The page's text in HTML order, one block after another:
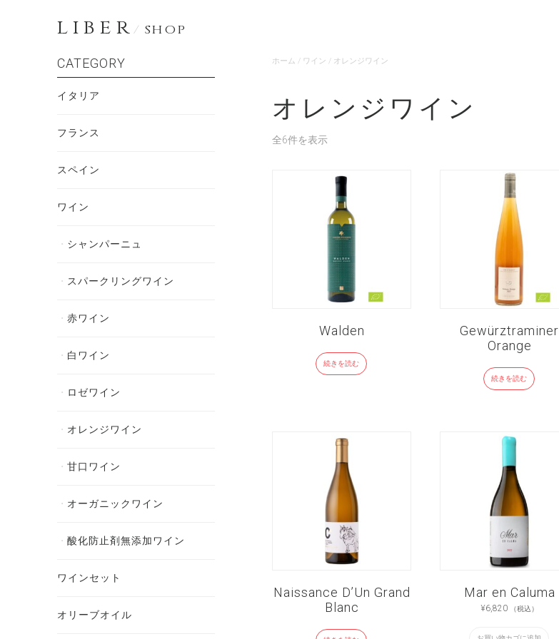
LIBER/ SHOP
ホーム / ワイン / オレンジワイン
オレンジワイン
全6件を表示
Walden
続きを読む
Gewürztraminer
Orange
続きを読む
Naissance D’Un Grand
Blanc
Mar en Caluma
¥6,820 （税込）
CATEGORY
イタリア
フランス
スペイン
ワイン
シャンパーニュ
スパークリングワイン
赤ワイン
白ワイン
ロゼワイン
オレンジワイン
甘口ワイン
オーガニックワイン
酸化防止剤無添加ワイン
ワインセット
オリーブオイル